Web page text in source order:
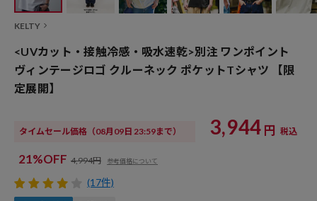
KELTY
<UVカット・接触冷感・吸水速乾>別注 ワンポイント
ヴィンテージロゴ クルーネック ポケットTシャツ 【限
定展開】
タイムセール価格 （08月09日 23:59まで） 3,944 円 税込
21%OFF 4,994円 参考価格について
(17件)